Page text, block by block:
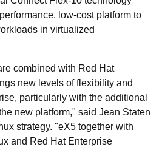
low-cost platform to
in virtualized
combined with Red Hat
new levels of flexibility and
particularly with the additional
new platform," said Jean Staten
strategy. "eX5 together with
and Red Hat Enterprise